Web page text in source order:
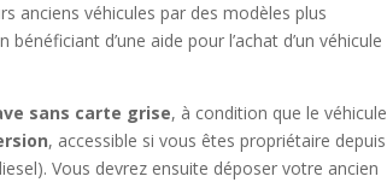
anciens véhicules par des modèles plus
bénéficiant d’une aide pour l’achat d’un véhicule
sans carte grise, à condition que le véhicule
, accessible si vous êtes propriétaire depuis
Vous devrez ensuite déposer votre ancien